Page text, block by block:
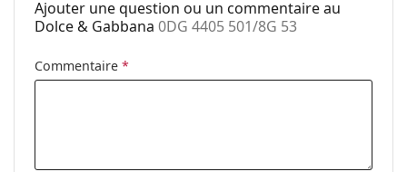
Marque:
Dolce & Gabbana
Code:
Ajouter une question ou un commentaire au
Dolce & Gabbana 0DG 4405 501/8G 53
Commentaire *